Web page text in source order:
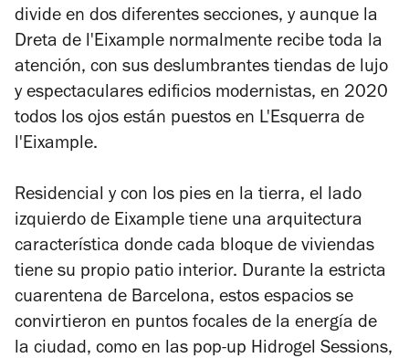
divide en dos diferentes secciones, y aunque la
Dreta de l'Eixample normalmente recibe toda la
atención, con sus deslumbrantes tiendas de lujo
y espectaculares edificios modernistas, en 2020
todos los ojos están puestos en L'Esquerra de
l'Eixample.
Residencial y con los pies en la tierra, el lado
izquierdo de Eixample tiene una arquitectura
característica donde cada bloque de viviendas
tiene su propio patio interior. Durante la estricta
cuarentena de Barcelona, ​​estos espacios se
convirtieron en puntos focales de la energía de
la ciudad, como en las pop-up Hidrogel Sessions,